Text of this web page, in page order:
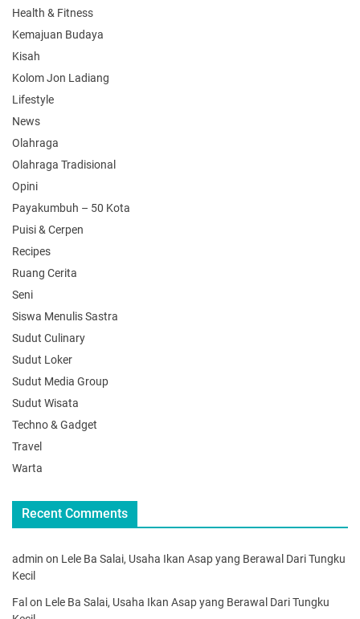
Health & Fitness
Kemajuan Budaya
Kisah
Kolom Jon Ladiang
Lifestyle
News
Olahraga
Olahraga Tradisional
Opini
Payakumbuh – 50 Kota
Puisi & Cerpen
Recipes
Ruang Cerita
Seni
Siswa Menulis Sastra
Sudut Culinary
Sudut Loker
Sudut Media Group
Sudut Wisata
Techno & Gadget
Travel
Warta
Recent Comments
admin on Lele Ba Salai, Usaha Ikan Asap yang Berawal Dari Tungku
Kecil
Fal on Lele Ba Salai, Usaha Ikan Asap yang Berawal Dari Tungku